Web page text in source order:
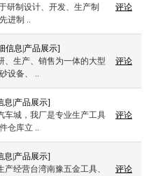
研制设计、开发、生产制
进制 ..
评论
信息 产品展示]
、生产、销售为一体的大型
设备、 ..
评论
息 产品展示]
车城，我厂是专业生产工具
仓库立 ..
评论
息 产品展示]
经营台湾南豫五金工具、
评论